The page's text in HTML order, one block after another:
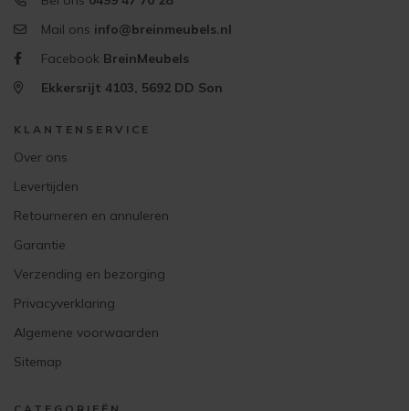
Mail ons info@breinmeubels.nl
Facebook BreinMeubels
Ekkersrijt 4103, 5692 DD Son
KLANTENSERVICE
Over ons
Levertijden
Retourneren en annuleren
Garantie
Verzending en bezorging
Privacyverklaring
Algemene voorwaarden
Sitemap